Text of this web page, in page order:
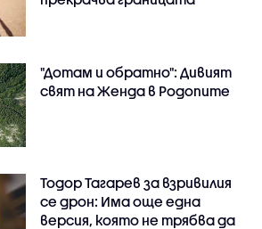
"Дотам и обратно": Дивият
свят на Женда в Родопите
Тодор Тагарев за взривилия
се дрон: Има още една
версия, която не трябва да